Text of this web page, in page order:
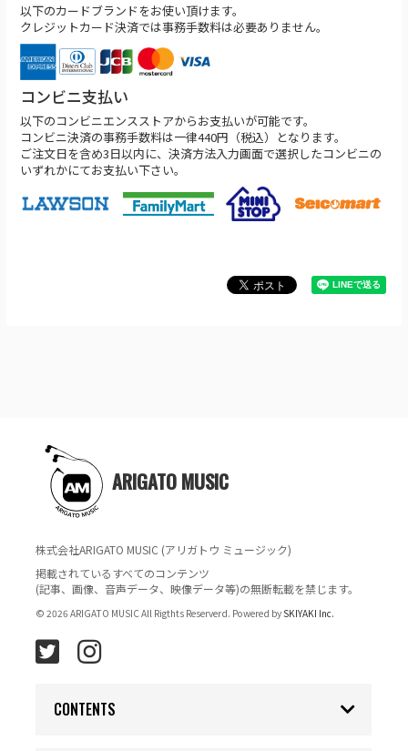
以下のカードブランドをお使い頂けます。
クレジットカード決済では事務手数料は必要ありません。
コンビニ支払い
以下のコンビニエンスストアからお支払いが可能です。
コンビニ決済の事務手数料は一律440円（税込）となります。
ご注文日を含め3日以内に、決済方法入力画面で選択したコンビニの
いずれかにてお支払い下さい。
ARIGATO MUSIC
株式会社ARIGATO MUSIC (アリガトウ ミュージック)
掲載されているすべてのコンテンツ
(記事、画像、音声データ、映像データ等)の無断転載を禁じます。
© 2026 ARIGATO MUSIC All Rigthts Reserverd. Powered by SKIYAKI Inc.
CONTENTS